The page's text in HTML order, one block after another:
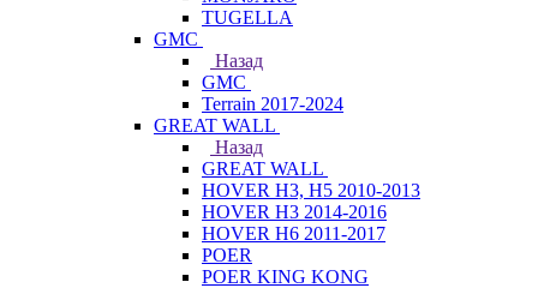
TUGELLA
GMC
Назад
GMC
Terrain 2017-2024
GREAT WALL
Назад
GREAT WALL
HOVER H3, H5 2010-2013
HOVER H3 2014-2016
HOVER H6 2011-2017
POER
POER KING KONG